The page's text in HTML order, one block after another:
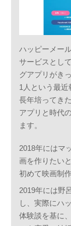
ハッピーメー
サービスとし
グアプリがき
1人という最
長年培ってき
アプリと時代
ます。
2018年にはマ
画を作りたい
初めて映画制
2019年には野
し、実際にハ
体験談を基に